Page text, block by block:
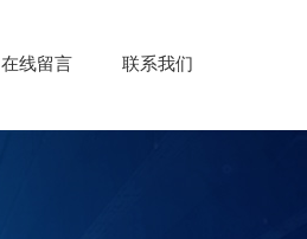
在线留言 联系我们